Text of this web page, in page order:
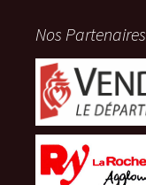
Nos Partenaires